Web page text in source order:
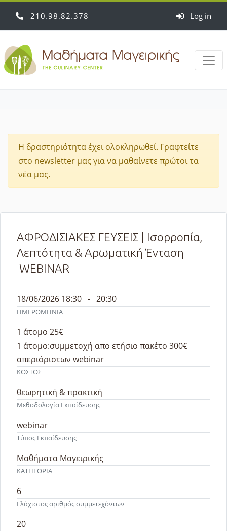
210 98 82 378 Log in
Η δραστηριότητα έχει ολοκληρωθεί. Γραφτείτε
στο newsletter μας για να μαθαίνετε πρώτοι τα
νέα μας.
ΑΦΡΟΔΙΣΙΑΚΕΣ ΓΕΥΣΕΙΣ | Ισορροπία,
Λεπτότητα & Αρωματική Ένταση
WEBINAR
ΗΜΕΡΟΜΗΝΙΑ
18/06/2026 18:30 - 20:30
ΚΟΣΤΟΣ
1 άτομο 25€
1 άτομο:συμμετοχή απο ετήσιο πακέτο 300€
απεριόριστων webinar
Μεθοδολογία Εκπαίδευσης
θεωρητική & πρακτική
Τύπος Εκπαίδευσης
webinar
ΚΑΤΗΓΟΡΙΑ
Μαθήματα Μαγειρικής
Ελάχιστος αριθμός συμμετεχόντων
6
20